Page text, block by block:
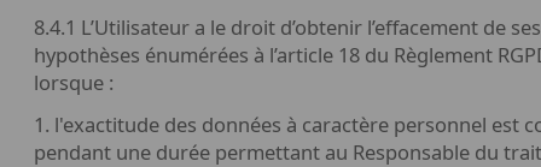
8.4.1 L’Utilisateur a le droit d’obtenir l’effacement de
hypothèses énumérées à l’article 18 du Règlement
lorsque :
1. l'exactitude des données à caractère personnel est
pendant une durée permettant au Responsable du